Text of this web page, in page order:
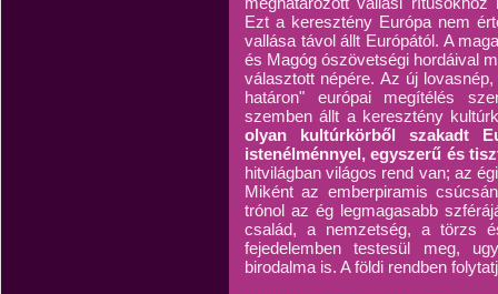
Ezt a keresztény Európa nem
vallása távol állt Európától. A
és Magóg ószövetségi hordáival
választott népére. Az új
határon" európai megítélés
szemben állt a keresztény
olyan kultúrkörből szakadt
istenélménnyel, egyszerű és
hitvilágban világos rend van; az
Miként az emberpiramis
trónol az ég legmagasabb
család, a nemzetség, a törzs
fejedelemben testesül meg,
birodalma is. A földi rendben